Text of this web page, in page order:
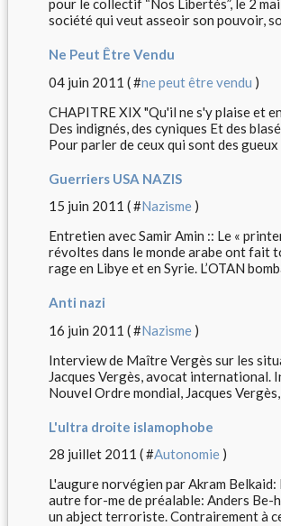
pour le collectif “Nos Libertés”, le 2
société qui veut asseoir son pouvoir,
Ne Peut Être Vendu
04 juin 2011 ( #ne peut être vendu )
CHAPITRE XIX "Qu'il ne s'y plaise et
Des indignés, des cyniques Et des
Pour parler de ceux qui sont des
Guerriers USA NAZIS
15 juin 2011 ( #Nazisme )
Entretien avec Samir Amin :: Le «
révoltes dans le monde arabe ont fait
rage en Libye et en Syrie. L’OTAN
Anti nazi
16 juin 2011 ( #Nazisme )
Interview de Maître Vergès sur les
Jacques Vergès, avocat
Nouvel Ordre mondial, Jacques Vergès,
L'ultra droite islamophobe
28 juillet 2011 ( #Autonomie )
L'augure norvégien par Akram
autre for-me de préalable: Anders
un abject terroriste. Contrairement à